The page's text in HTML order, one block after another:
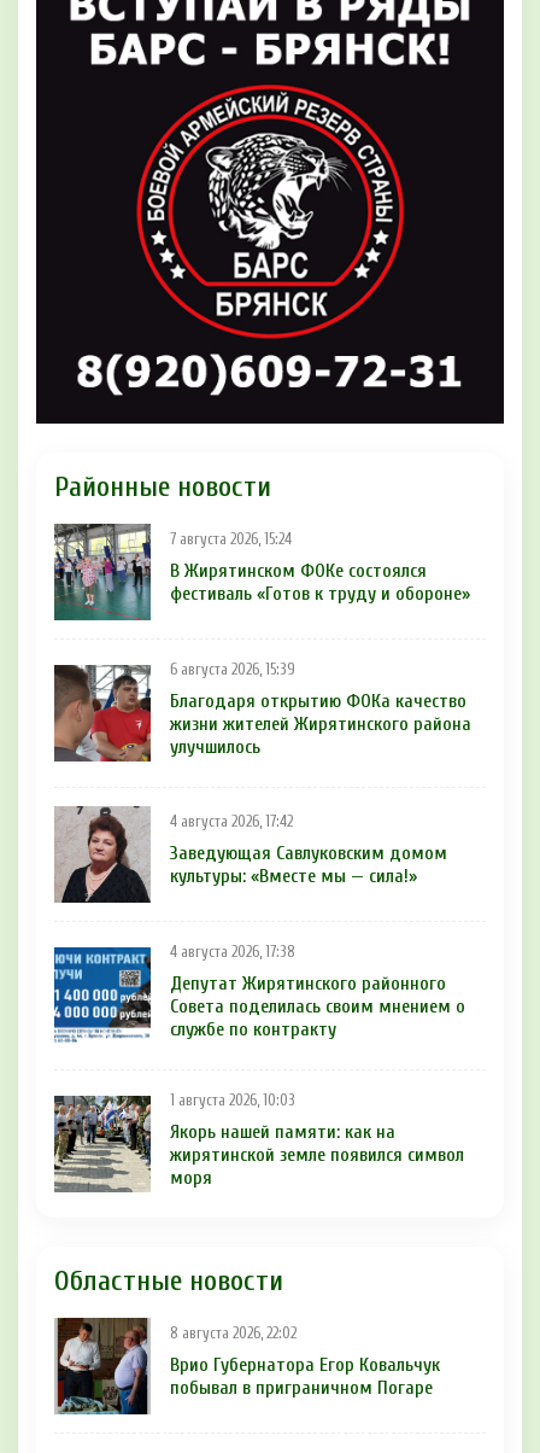
Районные новости
7 августа 2026, 15:24
В Жирятинском ФОКе состоялся
фестиваль «Готов к труду и обороне»
6 августа 2026, 15:39
Благодаря открытию ФОКа качество
жизни жителей Жирятинского района
улучшилось
4 августа 2026, 17:42
Заведующая Савлуковским домом
культуры: «Вместе мы — сила!»
4 августа 2026, 17:38
Депутат Жирятинского районного
Совета поделилась своим мнением о
службе по контракту
1 августа 2026, 10:03
Якорь нашей памяти: как на
жирятинской земле появился символ
моря
Областные новости
8 августа 2026, 22:02
Врио Губернатора Егор Ковальчук
побывал в приграничном Погаре